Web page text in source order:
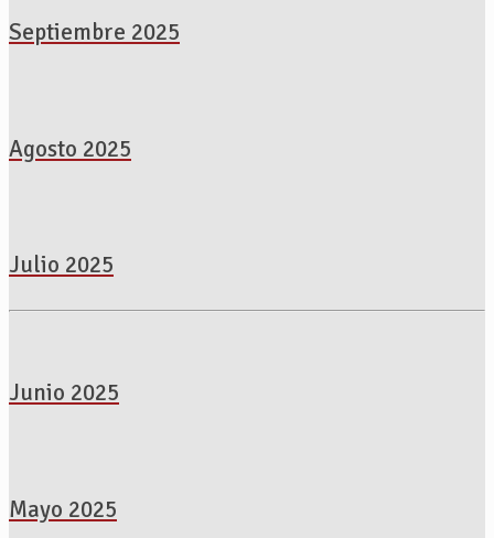
Septiembre 2025
Agosto 2025
Julio 2025
Junio 2025
Mayo 2025